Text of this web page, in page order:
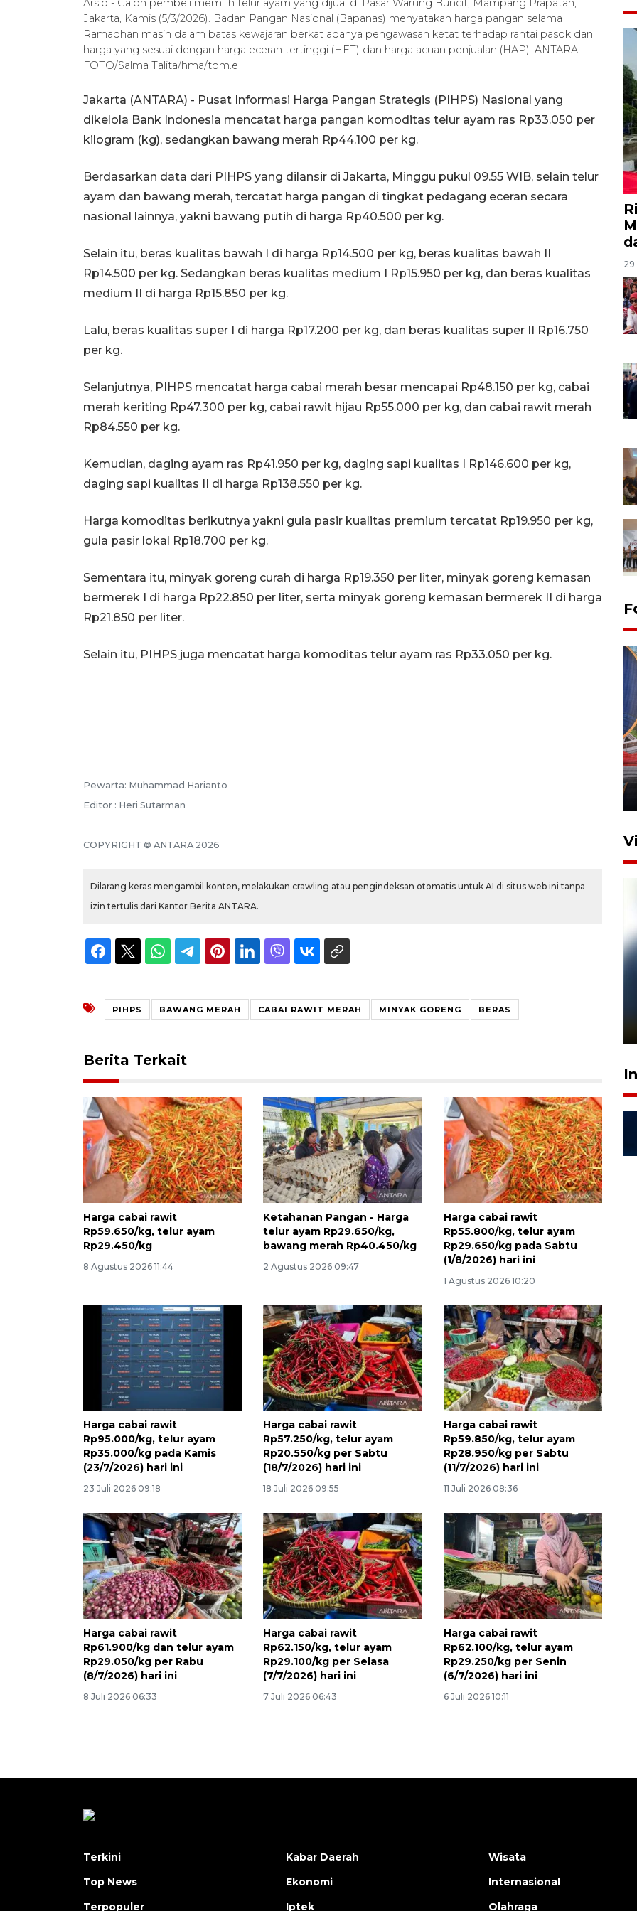
Arsip - Calon pembeli memilih telur ayam yang dijual di Pasar Warung Buncit, Mampang Prapatan,
Jakarta, Kamis (5/3/2026). Badan Pangan Nasional (Bapanas) menyatakan harga pangan selama
Ramadhan masih dalam batas kewajaran berkat adanya pengawasan ketat terhadap rantai pasok dan
harga yang sesuai dengan harga eceran tertinggi (HET) dan harga acuan penjualan (HAP). ANTARA
FOTO/Salma Talita/hma/tom.e
Jakarta (ANTARA) - Pusat Informasi Harga Pangan Strategis (PIHPS) Nasional yang
dikelola Bank Indonesia mencatat harga pangan komoditas telur ayam ras Rp33.050 per
kilogram (kg), sedangkan bawang merah Rp44.100 per kg.
Berdasarkan data dari PIHPS yang dilansir di Jakarta, Minggu pukul 09.55 WIB, selain telur
ayam dan bawang merah, tercatat harga pangan di tingkat pedagang eceran secara
nasional lainnya, yakni bawang putih di harga Rp40.500 per kg.
Selain itu, beras kualitas bawah I di harga Rp14.500 per kg, beras kualitas bawah II
Rp14.500 per kg. Sedangkan beras kualitas medium I Rp15.950 per kg, dan beras kualitas
medium II di harga Rp15.850 per kg.
Lalu, beras kualitas super I di harga Rp17.200 per kg, dan beras kualitas super II Rp16.750
per kg.
Selanjutnya, PIHPS mencatat harga cabai merah besar mencapai Rp48.150 per kg, cabai
merah keriting Rp47.300 per kg, cabai rawit hijau Rp55.000 per kg, dan cabai rawit merah
Rp84.550 per kg.
Kemudian, daging ayam ras Rp41.950 per kg, daging sapi kualitas I Rp146.600 per kg,
daging sapi kualitas II di harga Rp138.550 per kg.
Harga komoditas berikutnya yakni gula pasir kualitas premium tercatat Rp19.950 per kg,
gula pasir lokal Rp18.700 per kg.
Sementara itu, minyak goreng curah di harga Rp19.350 per liter, minyak goreng kemasan
bermerek I di harga Rp22.850 per liter, serta minyak goreng kemasan bermerek II di harga
Rp21.850 per liter.
Selain itu, PIHPS juga mencatat harga komoditas telur ayam ras Rp33.050 per kg.
Pewarta: Muhammad Harianto
Editor : Heri Sutarman
COPYRIGHT © ANTARA 2026
Dilarang keras mengambil konten, melakukan crawling atau pengindeksan otomatis untuk AI di situs web ini tanpa
izin tertulis dari Kantor Berita ANTARA.
PIHPS BAWANG MERAH CABAI RAWIT MERAH MINYAK GORENG BERAS
Berita Terkait
Harga cabai rawit
Rp59.650/kg, telur ayam
Rp29.450/kg
8 Agustus 2026 11:44
Ketahanan Pangan - Harga
telur ayam Rp29.650/kg,
bawang merah Rp40.450/kg
2 Agustus 2026 09:47
Harga cabai rawit
Rp55.800/kg, telur ayam
Rp29.650/kg pada Sabtu
(1/8/2026) hari ini
1 Agustus 2026 10:20
Harga cabai rawit
Rp95.000/kg, telur ayam
Rp35.000/kg pada Kamis
(23/7/2026) hari ini
23 Juli 2026 09:18
Harga cabai rawit
Rp57.250/kg, telur ayam
Rp20.550/kg per Sabtu
(18/7/2026) hari ini
18 Juli 2026 09:55
Harga cabai rawit
Rp59.850/kg, telur ayam
Rp28.950/kg per Sabtu
(11/7/2026) hari ini
11 Juli 2026 08:36
Harga cabai rawit
Rp61.900/kg dan telur ayam
Rp29.050/kg per Rabu
(8/7/2026) hari ini
8 Juli 2026 06:33
Harga cabai rawit
Rp62.150/kg, telur ayam
Rp29.100/kg per Selasa
(7/7/2026) hari ini
7 Juli 2026 06:43
Harga cabai rawit
Rp62.100/kg, telur ayam
Rp29.250/kg per Senin
(6/7/2026) hari ini
6 Juli 2026 10:11
29
sampai 8 tahan?
Layanan haji Indonesia
semakin memuaskan
2026-08-08 15:00:00
Terkini
Top News
Terpopuler
Kabar Daerah
Ekonomi
Iptek
Wisata
Internasional
Olahraga